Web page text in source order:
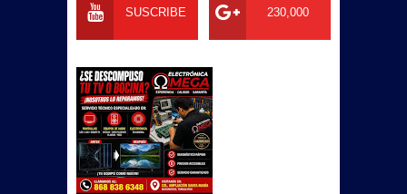
SUSCRIBE 230,000